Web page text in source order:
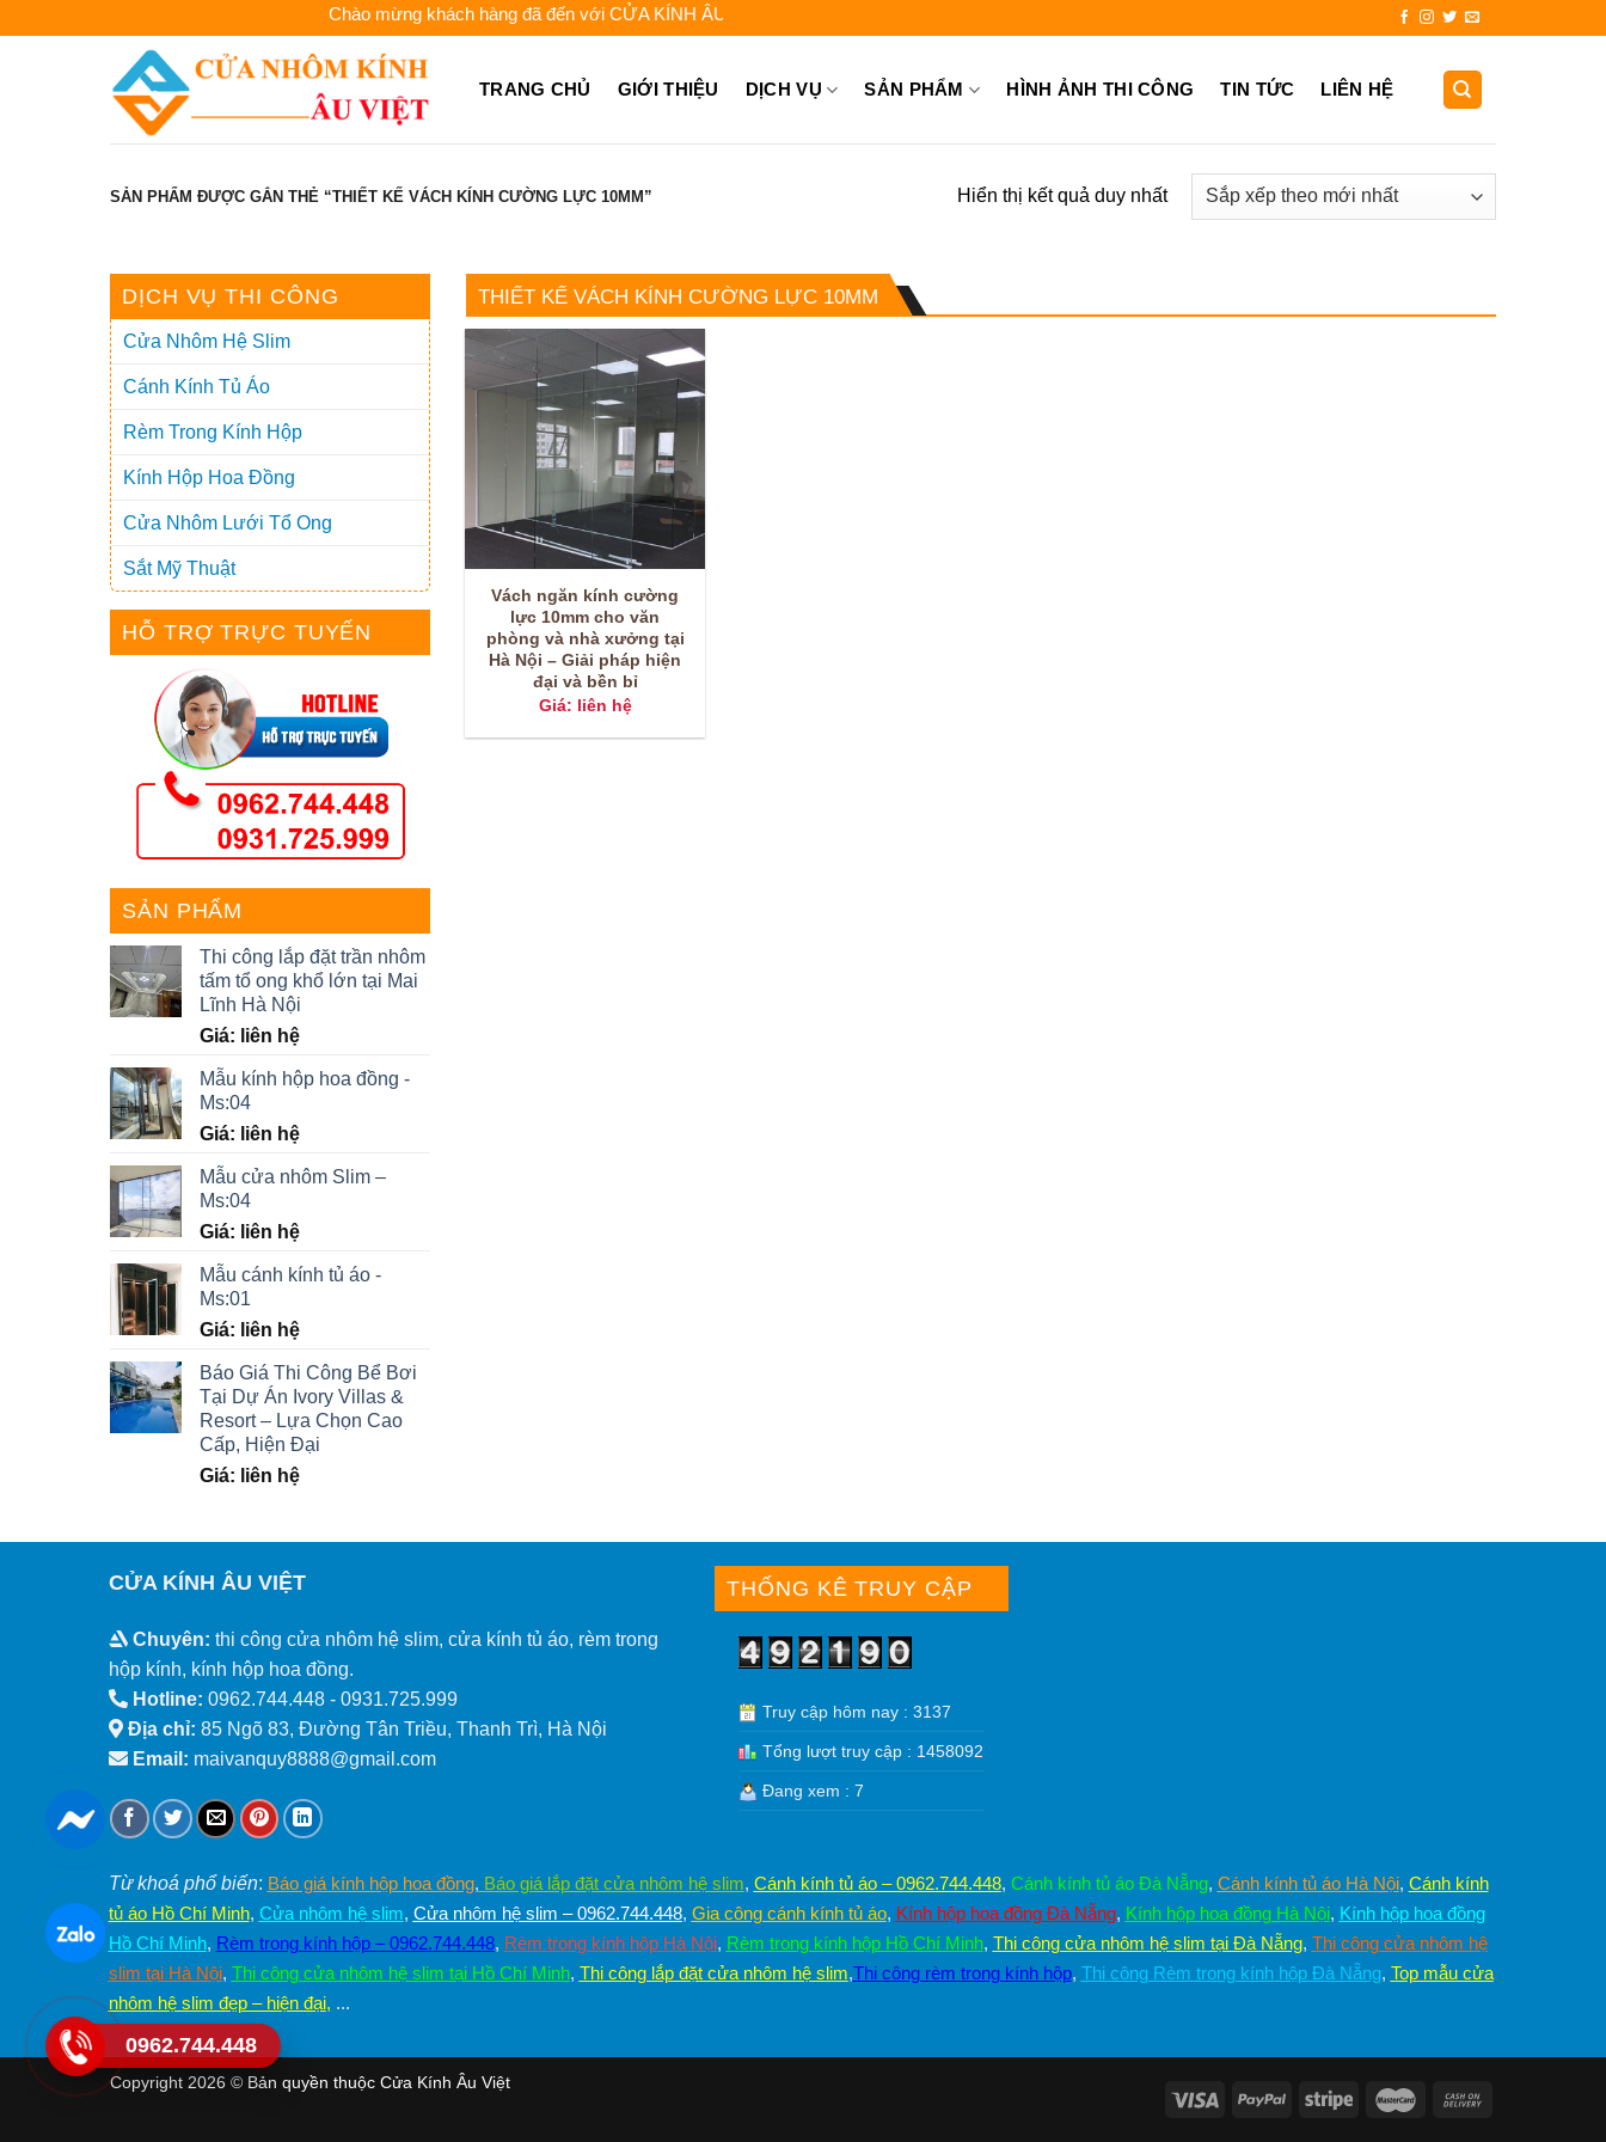
Chào mừng khách hàng đã đến với CỬA KÍNH ÂU VIỆT - Liên hệ để được tư vấn: 0962.744.448 - 0931.725.999
TRANG CHỦ GIỚI THIỆU DỊCH VỤ SẢN PHẨM HÌNH ẢNH THI CÔNG TIN TỨC LIÊN HỆ
SẢN PHẨM ĐƯỢC GẮN THẺ “THIẾT KẾ VÁCH KÍNH CƯỜNG LỰC 10MM” Hiển thị kết quả duy nhất
DỊCH VỤ THI CÔNG
Cửa Nhôm Hệ Slim
Cánh Kính Tủ Áo
Rèm Trong Kính Hộp
Kính Hộp Hoa Đồng
Cửa Nhôm Lưới Tổ Ong
Sắt Mỹ Thuật
HỖ TRỢ TRỰC TUYẾN
SẢN PHẨM
Thi công lắp đặt trần nhôm
tấm tổ ong khổ lớn tại Mai
Lĩnh Hà Nội
Giá: liên hệ
Mẫu kính hộp hoa đồng -
Ms:04
Giá: liên hệ
Mẫu cửa nhôm Slim –
Ms:04
Giá: liên hệ
Mẫu cánh kính tủ áo -
Ms:01
Giá: liên hệ
Báo Giá Thi Công Bể Bơi
Tại Dự Án Ivory Villas &
Resort – Lựa Chọn Cao
Cấp, Hiện Đại
Giá: liên hệ
THIẾT KẾ VÁCH KÍNH CƯỜNG LỰC 10MM
Vách ngăn kính cường
lực 10mm cho văn
phòng và nhà xưởng tại
Hà Nội – Giải pháp hiện
đại và bền bỉ
Giá: liên hệ
CỬA KÍNH ÂU VIỆT
Chuyên: thi công cửa nhôm hệ slim, cửa kính tủ áo, rèm trong
hộp kính, kính hộp hoa đồng.
Hotline: 0962.744.448 - 0931.725.999
Địa chỉ: 85 Ngõ 83, Đường Tân Triều, Thanh Trì, Hà Nội
Email: maivanquy8888@gmail.com
THỐNG KÊ TRUY CẬP
Truy cập hôm nay : 3137
Tổng lượt truy cập : 1458092
Đang xem : 7
Từ khoá phổ biến: Báo giá kính hộp hoa đồng, Báo giá lắp đặt cửa nhôm hệ slim, Cánh kính tủ áo – 0962.744.448, Cánh kính tủ áo Đà Nẵng, Cánh kính tủ áo Hà Nội, Cánh kính
tủ áo Hồ Chí Minh, Cửa nhôm hệ slim, Cửa nhôm hệ slim – 0962.744.448, Gia công cánh kính tủ áo, Kính hộp hoa đồng Đà Nẵng, Kính hộp hoa đồng Hà Nội, Kính hộp hoa đồng
Hồ Chí Minh, Rèm trong kính hộp – 0962.744.448, Rèm trong kính hộp Hà Nội, Rèm trong kính hộp Hồ Chí Minh, Thi công cửa nhôm hệ slim tại Đà Nẵng, Thi công cửa nhôm hệ
slim tại Hà Nội, Thi công cửa nhôm hệ slim tại Hồ Chí Minh, Thi công lắp đặt cửa nhôm hệ slim,Thi công rèm trong kính hộp, Thi công Rèm trong kính hộp Đà Nẵng, Top mẫu cửa
nhôm hệ slim đẹp – hiện đại, ...
Copyright 2026 © Bản quyền thuộc Cửa Kính Âu Việt
0962.744.448